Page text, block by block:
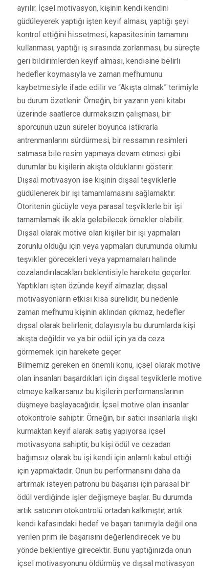
ayrılır. İçsel motivasyon, kişinin kendi kendini
güdüleyerek yaptığı işten keyif alması, yaptığı şeyi
kontrol ettiğini hissetmesi, kapasitesinin tamamını
kullanması, yaptığı iş sırasında zorlanması, bu süreçte
geri bildirimlerden keyif alması, kendisine belirli
hedefler koymasıyla ve zaman mefhumunu
kaybetmesiyle ifade edilir ve “Akışta olmak” terimiyle
bu durum özetlenir. Örneğin, bir yazarın yeni kitabı
üzerinde saatlerce durmaksızın çalışması, bir
sporcunun uzun süreler boyunca istikrarla
antrenmanlarını sürdürmesi, bir ressamın resimleri
satmasa bile resim yapmaya devam etmesi gibi
durumlar bu kişilerin akışta olduklarını gösterir.
Dışsal motivasyon ise kişinin dışsal teşviklerle
güdülenerek bir işi tamamlamasını sağlamaktır.
Otoritenin gücüyle veya parasal teşviklerle bir işi
tamamlamak ilk akla gelebilecek örnekler olabilir.
Dışsal olarak motive olan kişiler bir işi yapmaları
zorunlu olduğu için veya yapmaları durumunda olumlu
teşvikler görecekleri veya yapmamaları halinde
cezalandırılacakları beklentisiyle harekete geçerler.
Yaptıkları işten özünde keyif almazlar, dışsal
motivasyonların etkisi kısa sürelidir, bu nedenle
zaman mefhumu kişinin aklından çıkmaz, hedefler
dışsal olarak belirlenir, dolayısıyla bu durumlarda kişi
akışta değildir ve ya bir ödül için ya da ceza
görmemek için harekete geçer.
Bilmemiz gereken en önemli konu, içsel olarak motive
olan insanları başardıkları için dışsal teşviklerle motive
etmeye kalkarsanız bu kişilerin performanslarının
düşmeye başlayacağıdır. İçsel motive olan insanlar
otokontrole sahiptir. Örneğin, bir satıcı insanlarla ilişki
kurmaktan keyif alarak satış yapıyorsa içsel
motivasyona sahiptir, bu kişi ödül ve cezadan
bağımsız olarak bu işi kendi için anlamlı kabul ettiği
için yapmaktadır. Onun bu performansını daha da
artırmak isteyen patronu bu başarısı için parasal bir
ödül verdiğinde işler değişmeye başlar. Bu durumda
artık satıcının otokontrolü ortadan kalkmıştır, artık
kendi kafasındaki hedef ve başarı tanımıyla değil ona
verilen prim ile başarısını değerlendirecek ve bu
yönde beklentiye girecektir. Bunu yaptığınızda onun
içsel motivasyonunu öldürmüş ve dışsal motivasyon